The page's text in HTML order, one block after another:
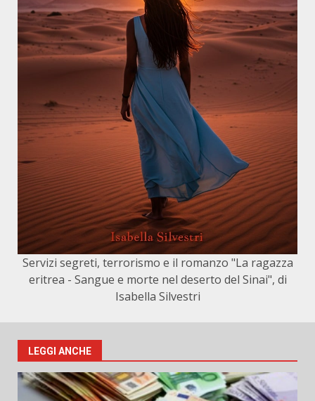
Servizi segreti, terrorismo e il romanzo "La ragazza
eritrea - Sangue e morte nel deserto del Sinai", di
Isabella Silvestri
LEGGI ANCHE